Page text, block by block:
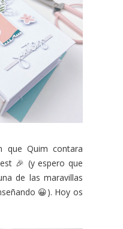
que Quim contara
🎉 (y espero que
de las maravillas
😀). Hoy os